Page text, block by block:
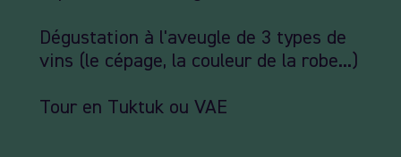
Dégustation à l'aveugle de 3 types de
vins (le cépage, la couleur de la robe...)
Tour en Tuktuk ou VAE